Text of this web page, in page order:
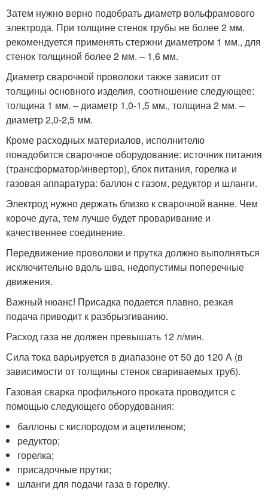
Затем нужно верно подобрать диаметр вольфрамового
электрода. При толщине стенок трубы не более 2 мм.
рекомендуется применять стержни диаметром 1 мм., для
стенок толщиной более 2 мм. – 1,6 мм.
Диаметр сварочной проволоки также зависит от
толщины основного изделия, соотношение следующее:
толщина 1 мм. – диаметр 1,0-1,5 мм., толщина 2 мм. –
диаметр 2,0-2,5 мм.
Кроме расходных материалов, исполнителю
понадобится сварочное оборудование: источник питания
(трансформатор/инвертор), блок питания, горелка и
газовая аппаратура: баллон с газом, редуктор и шланги.
Электрод нужно держать близко к сварочной ванне. Чем
короче дуга, тем лучше будет проваривание и
качественнее соединение.
Передвижение проволоки и прутка должно выполняться
исключительно вдоль шва, недопустимы поперечные
движения.
Важный нюанс! Присадка подается плавно, резкая
подача приводит к разбрызгиванию.
Расход газа не должен превышать 12 л/мин.
Сила тока варьируется в диапазоне от 50 до 120 А (в
зависимости от толщины стенок свариваемых труб).
Газовая сварка профильного проката проводится с
помощью следующего оборудования:
баллоны с кислородом и ацетиленом;
редуктор;
горелка;
присадочные прутки;
шланги для подачи газа в горелку.